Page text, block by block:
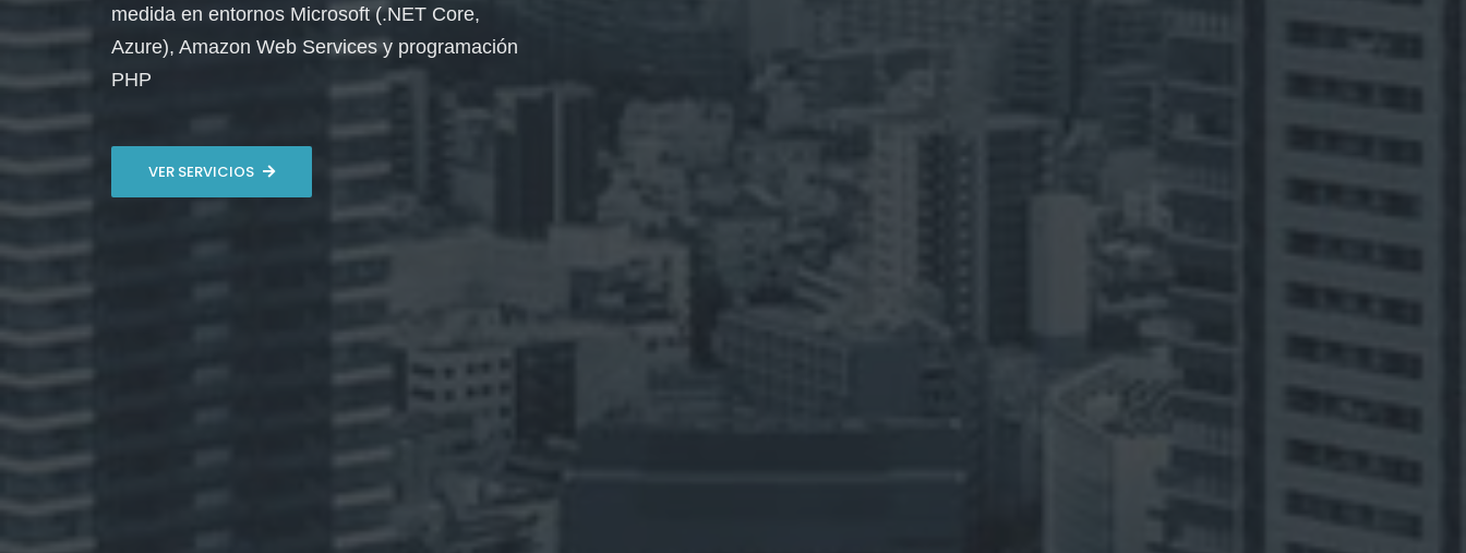
medida en entornos Microsoft (.NET Core,
Azure), Amazon Web Services y programación
PHP
VER SERVICIOS